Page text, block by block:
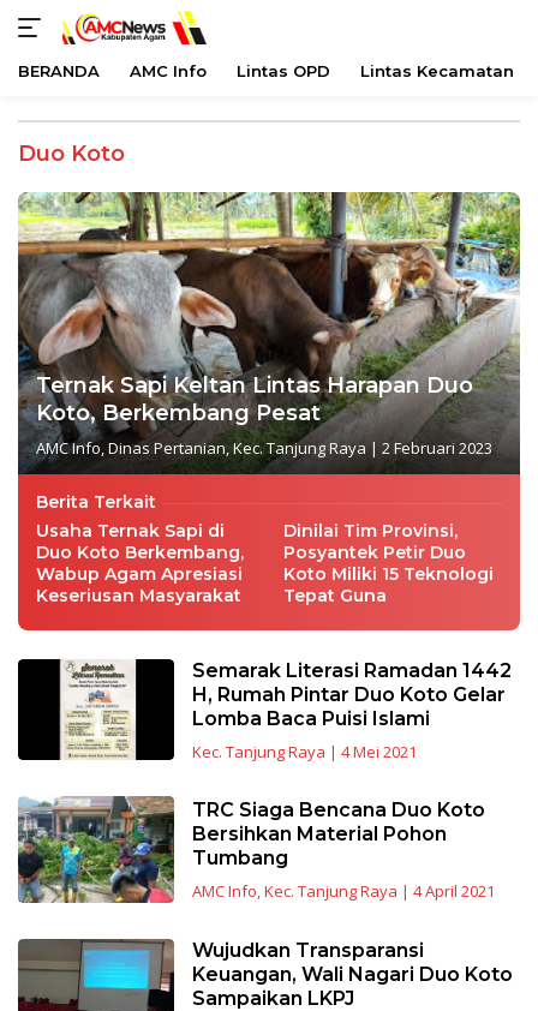
konten
BERANDA AMC Info Lintas OPD Lintas Kecamatan
Duo Koto
Ternak Sapi Keltan Lintas Harapan Duo
Koto, Berkembang Pesat
AMC Info,Dinas Pertanian,Kec. Tanjung Raya | 2 Februari 2023
Berita Terkait
Usaha Ternak Sapi di
Duo Koto Berkembang,
Wabup Agam Apresiasi
Keseriusan Masyarakat
Dinilai Tim Provinsi,
Posyantek Petir Duo
Koto Miliki 15 Teknologi
Tepat Guna
Semarak Literasi Ramadan 1442
H, Rumah Pintar Duo Koto Gelar
Lomba Baca Puisi Islami
Kec. Tanjung Raya | 4 Mei 2021
TRC Siaga Bencana Duo Koto
Bersihkan Material Pohon
Tumbang
AMC Info,Kec. Tanjung Raya | 4 April 2021
Wujudkan Transparansi
Keuangan, Wali Nagari Duo Koto
Sampaikan LKPJ